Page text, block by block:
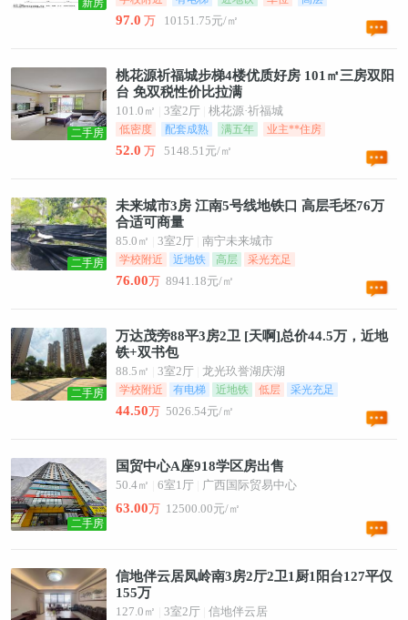
新房
97.0 万 10151.75元/㎡
二手房
桃花源祈福城步梯4楼优质好房 101㎡三房双阳
台 免双税性价比拉满
101.0㎡ 3室2厅 桃花源·祈福城
低密度 配套成熟 满五年 业主**住房
52.0 万 5148.51元/㎡
二手房
未来城市3房 江南5号线地铁口 高层毛坯76万
合适可商量
85.0㎡ 3室2厅 南宁未来城市
学校附近 近地铁 高层 采光充足
76.00万 8941.18元/㎡
二手房
万达茂旁88平3房2卫 [天啊]总价44.5万，近地
铁+双书包
88.5㎡ 3室2厅 龙光玖誉湖庆湖
学校附近 有电梯 近地铁 低层 采光充足
44.50万 5026.54元/㎡
二手房
国贸中心A座918学区房出售
50.4㎡ 6室1厅 广西国际贸易中心
63.00万 12500.00元/㎡
信地伴云居凤岭南3房2厅2卫1厨1阳台127平仅
155万
127.0㎡ 3室2厅 信地伴云居